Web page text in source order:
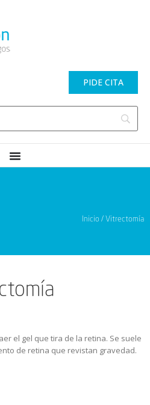
PIDE CITA
Inicio / Vitrectomía
el gel que tira de la retina. Se suele
de retina que revistan gravedad.